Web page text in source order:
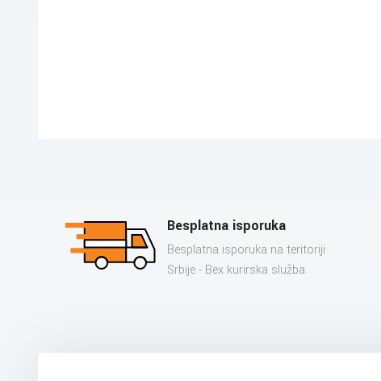
Besplatna isporuka
Besplatna isporuka na teritoriji
Srbije - Bex kurirska služba